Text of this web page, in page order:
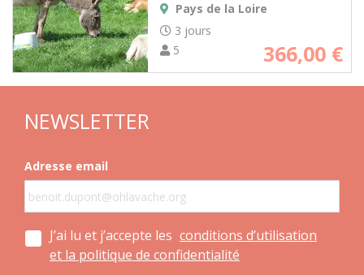
Pays de la Loire
3 jours
5
366,00 €
NEWSLETTER
Adresse email
J’ai lu et j’accepte les conditions d’utilisation
et la politique de confidentialité